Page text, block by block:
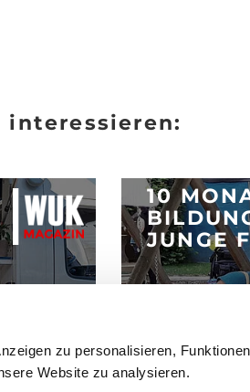
zu personalisieren,
Website zu analysieren.
ARTIKEL
10
JUNGE